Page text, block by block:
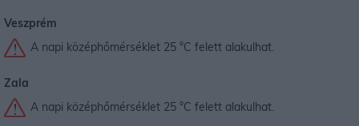
Veszprém
A napi középhőmérséklet 25 °C felett alakulhat.
Zala
A napi középhőmérséklet 25 °C felett alakulhat.